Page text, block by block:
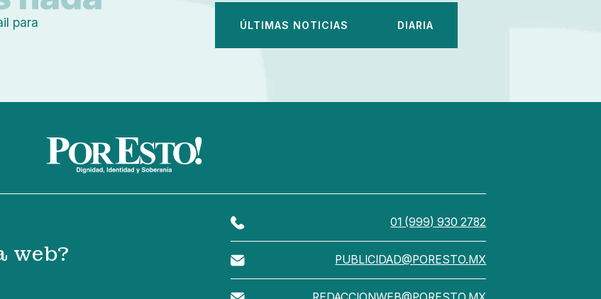
para
ÚLTIMAS NOTICIAS DIARIA
web?
01 (999) 930 2782
PUBLICIDAD@PORESTO.MX